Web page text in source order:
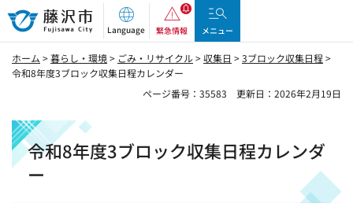
藤沢市
Language 緊急情報 メニュー
ホーム >暮らし・環境> ごみ・リサイクル>収集日 >3ブロック収集日程>
令和8年度3ブロック収集日程カレンダー
ページ番号：35583
更新日：2026年2月19日
令和8年度3ブロック収集日程カレンダ
ー